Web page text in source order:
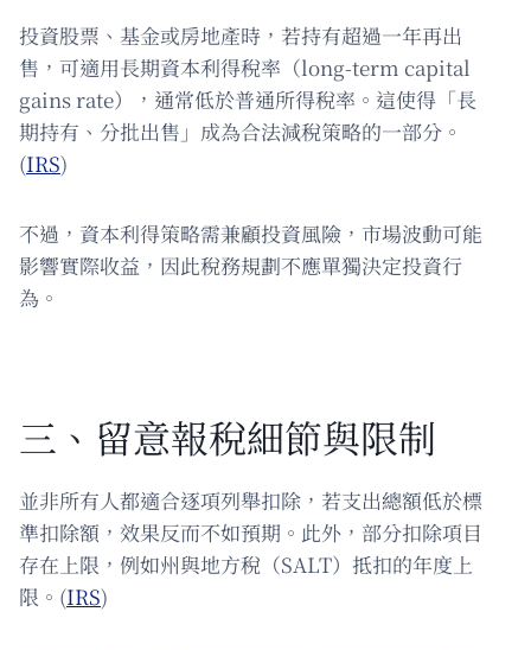
投資股票、基金或房地產時，若持有超過一年再出
售，可適用長期資本利得稅率（long-term capital
gains rate），通常低於普通所得稅率。這使得「長
期持有、分批出售」成為合法減稅策略的一部分。
(IRS)
不過，資本利得策略需兼顧投資風險，市場波動可能
影響實際收益，因此稅務規劃不應單獨決定投資行
為。
三、留意報稅細節與限制
並非所有人都適合逐項列舉扣除，若支出總額低於標
準扣除額，效果反而不如預期。此外，部分扣除項目
存在上限，例如州與地方稅（SALT）抵扣的年度上
限。(IRS)